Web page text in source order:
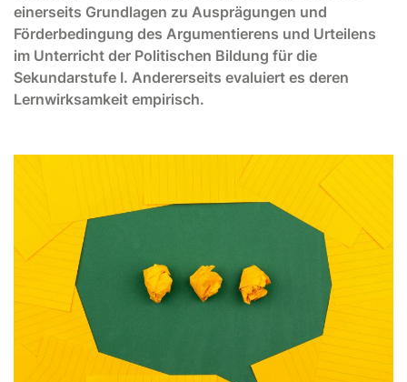
einerseits Grundlagen zu Ausprägungen und
Förderbedingung des Argumentierens und Urteilens
im Unterricht der Politischen Bildung für die
Sekundarstufe I. Andererseits evaluiert es deren
Lernwirksamkeit empirisch.